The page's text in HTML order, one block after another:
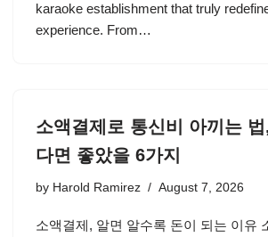
karaoke establishment that truly
experience. From…
소액결제로 통신비 아끼는
다면 좋았을 6가지
by Harold Ramirez August 7, 2026
소액결제, 알면 알수록 돈이 되는 이유